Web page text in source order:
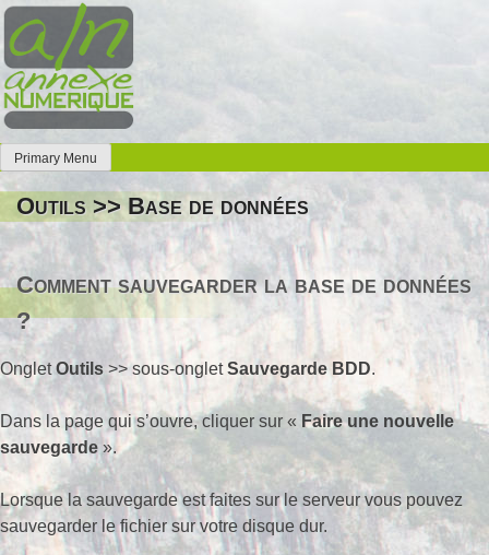
Skip
to
content
Annexe Numérique
Faites l'expérience de la simplicité
Primary Menu
Outils >> Base de données
Comment sauvegarder la base de données
?
OngletOutils >> sous-ongletSauvegarde BDD.
Dans la page qui s’ouvre, cliquer sur « Faire une nouvelle
sauvegarde ».
Lorsque la sauvegarde est faites sur le serveur vous pouvez
sauvegarder le fichier sur votre disque dur.